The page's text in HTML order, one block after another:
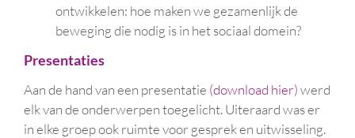
ontwikkelen: hoe maken we gezamenlijk de
beweging die nodig is in het sociaal domein?
Presentaties
Aan de hand van een presentatie (download hier)werd
elk van de onderwerpen toegelicht. Uiteraard was er
in elke groep ook ruimte voor gesprek en uitwisseling.